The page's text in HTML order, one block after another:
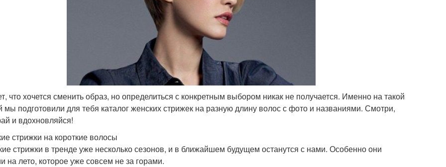
что хочется сменить образ, но определиться с конкретным выбором никак не получается. Именно на такой
мы подготовили для тебя каталог женских стрижек на разную длину волос с фото и названиями. Смотри,
и вдохновляйся!
стрижки на короткие волосы
стрижки в тренде уже несколько сезонов, и в ближайшем будущем останутся с нами. Особенно они
на лето, которое уже совсем не за горами.